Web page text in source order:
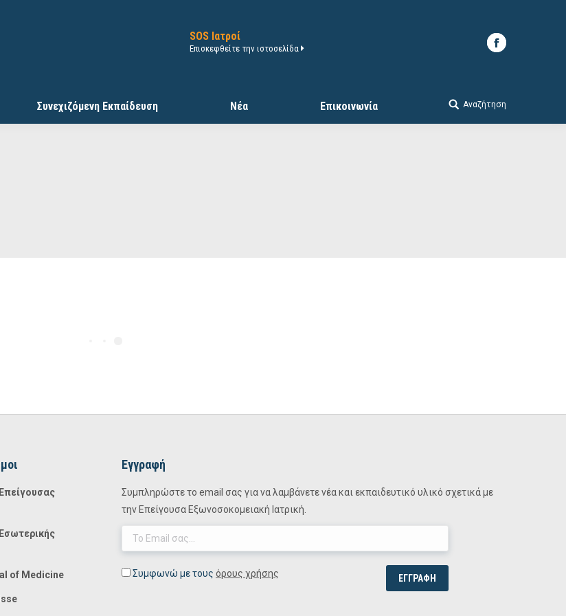
SOS Ιατροί
Επισκεφθείτε την ιστοσελίδα
Συνεχιζόμενη Εκπαίδευση Νέα Επικοινωνία Search:Αναζήτηση
of Medicine
Εγγραφή
Συμπληρώστε το email σας για να λαμβάνετε νέα και εκπαιδευτικό υλικό σχετικά με
την Επείγουσα Εξωνοσοκομειακή Ιατρική.
Συμφωνώ με τους όρους χρήσης